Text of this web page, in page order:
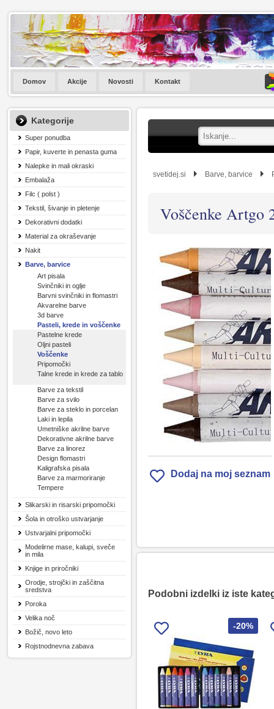
Domov Akcije Novosti Kontakt
Kategorije
Super ponudba
Papir, kuverte in penasta guma
Nalepke in mali okraski
Embalaža
Filc ( polst )
Tekstil, šivanje in pletenje
Dekorativni dodatki
Material za okraševanje
Nakit
Barve, barvice
Art pisala
Svinčniki in oglje
Barvni svinčniki in flomastri
Akvarelne barve
3d barve
Pasteli, krede in voščenke
Pastelne krede
Oljni pasteli
Voščenke
Pripomočki
Talne krede in krede za tablo
Barve za tekstil
Barve za svilo
Barve za steklo in porcelan
Laki in lepila
Umetniške akrilne barve
Dekorativne akrilne barve
Barve za linorez
Design flomastri
Kaligrafska pisala
Barve za marmoriranje
Tempere
Slikarski in risarski pripomočki
Šola in otroško ustvarjanje
Ustvarjalni pripomočki
Modelirne mase, kalupi, sveče
in mila
Knjige in priročniki
Orodje, strojčki in zaščitna
sredstva
Poroka
Velika noč
Božič, novo leto
Rojstnodnevna zabava
svetidej.si Barve, barvice
Voščenke Artgo
Dodaj na moj seznam
Podobni izdelki iz iste
-20%